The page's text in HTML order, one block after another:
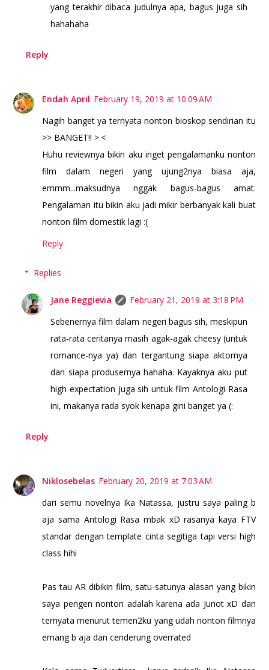
yang terakhir dibaca judulnya apa, bagus juga sih
hahahaha
Reply
Endah April February 19, 2019 at 10:09 AM
Nagih banget ya ternyata nonton bioskop sendirian itu
>> BANGET!! >.<
Huhu reviewnya bikin aku inget pengalamanku nonton
film dalam negeri yang ujung2nya biasa aja,
emmm...maksudnya nggak bagus-bagus amat.
Pengalaman itu bikin aku jadi mikir berbanyak kali buat
nonton film domestik lagi :(
Reply
Replies
Jane Reggievia
February 21, 2019 at 3:18 PM
Sebenernya film dalam negeri bagus sih, meskipun
rata-rata ceritanya masih agak-agak cheesy (untuk
romance-nya ya) dan tergantung siapa aktornya
dan siapa produsernya hahaha. Kayaknya aku put
high expectation juga sih untuk film Antologi Rasa
ini, makanya rada syok kenapa gini banget ya (:
Reply
Niklosebelas February 20, 2019 at 7:03 AM
dari semu novelnya Ika Natassa, justru saya paling b
aja sama Antologi Rasa mbak xD rasanya kaya FTV
standar dengan template cinta segitiga tapi versi high
class hihi
Pas tau AR dibikin film, satu-satunya alasan yang bikin
saya pengen nonton adalah karena ada Junot xD dan
ternyata menurut temen2ku yang udah nonton filmnya
emang b aja dan cenderung overrated